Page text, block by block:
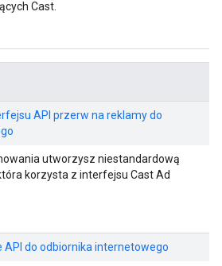
Cast.
API przerw na reklamy do
utworzysz niestandardową
korzysta z interfejsu Cast Ad
API do odbiornika internetowego